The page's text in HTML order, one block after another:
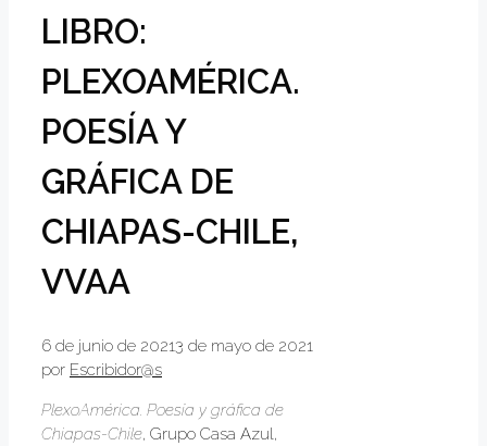
LIBRO:
PLEXOAMÉRICA.
POESÍA Y
GRÁFICA DE
CHIAPAS-CHILE,
VVAA
6 de junio de 20213 de mayo de 2021
por Escribidor@s
PlexoAmérica. Poesía y gráfica de
Chiapas-Chile, Grupo Casa Azul,